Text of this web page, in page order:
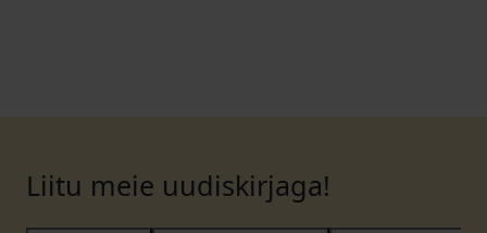
Liitu meie uudiskirjaga!